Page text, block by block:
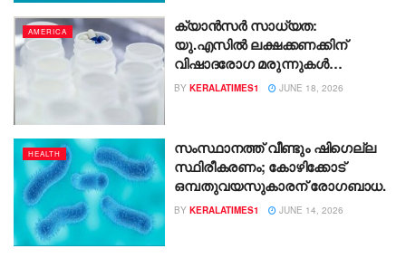
AMERICA
ക്യാൻസർ സാധ്യത:
യു.എസിൽ ലക്ഷക്കണക്കിന്
വിഷാദരോഗ മരുന്നുകൾ
തിരിച്ചുവിളിക്കുന്നു.
BY KERALATIMES1 JUNE 18, 2026
HEALTH
സംസ്ഥാനത്ത് വീണ്ടും ഷിഗെല്ല
സ്ഥിരീകരണം; കോഴിക്കോട്
ഒമ്പതുവയസുകാരന് രോഗബാധ.
BY KERALATIMES1 JUNE 14, 2026